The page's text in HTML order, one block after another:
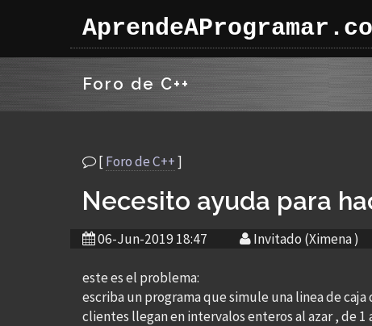
Foro de C++
[Foro de C++]
Necesito ayuda para
06-Jun-2019 18:47 Invitado (Ximena )
este es el problema:
escriba un programa que simule una linea de
clientes llegan en intervalos enteros al azar , de